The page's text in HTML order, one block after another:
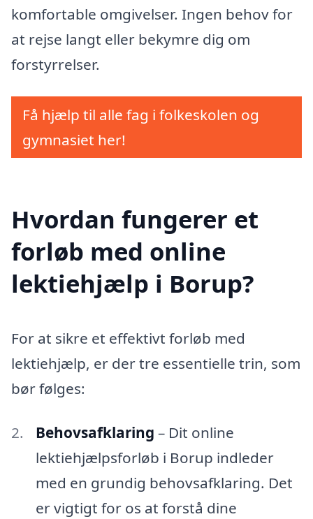
komfortable omgivelser. Ingen behov for
at rejse langt eller bekymre dig om
forstyrrelser.
Få hjælp til alle fag i folkeskolen og
gymnasiet her!
Hvordan fungerer et
forløb med online
lektiehjælp i Borup?
For at sikre et effektivt forløb med
lektiehjælp, er der tre essentielle trin, som
bør følges:
Behovsafklaring – Dit online
lektiehjælpsforløb i Borup indleder
med en grundig behovsafklaring. Det
er vigtigt for os at forstå dine